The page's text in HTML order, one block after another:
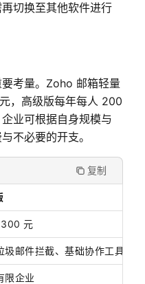
切换至其他软件进行
考量。Zoho 邮箱轻量
，高级版每年每人 200
业可根据自身规模与
不必要的开支。
复制
元
圾邮件拦截、基础协作工具
限企业